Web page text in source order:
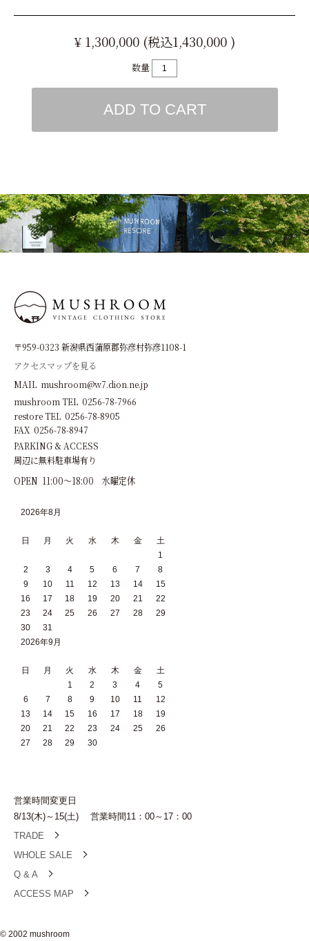
¥ 1,300,000 (税込1,430,000 )
数量
ADD TO CART
〒959-0323 新潟県西蒲原郡弥彦村弥彦1108-1
アクセスマップを見る
MAIL mushroom@w7.dion.ne.jp
mushroom TEL 0256-78-7966
restore TEL 0256-78-8905
FAX 0256-78-8947
PARKING & ACCESS
周辺に無料駐車場有り
OPEN 11:00～18:00 水曜定休
2026年8月
日 月 火 水 木 金
土
1
2
3 4 5 6 7
8
9
10 11 12 13 14
15
16
17 18 19 20 21
22
23
24 25 26 27 28
29
30
31
2026年9月
日 月 火 水 木 金
土
1
2 3 4
5
6
7 8 9 10 11
12
13
14 15 16 17 18
19
20
21 22 23 24 25
26
27
28 29 30
TRADE
WHOLE SALE
Q & A
ACCESS MAP
営業時間変更日
8/13(木)～15(土) 営業時間11：00～17：00
© 2002 mushroom